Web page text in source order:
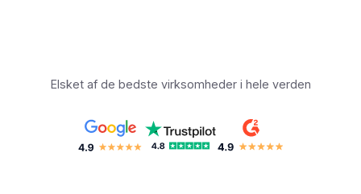
Elsket af de bedste virksomheder i hele verden